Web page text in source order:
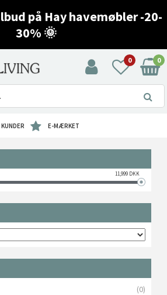
på Hay havemøbler -20-
30% 🌞
0 0
KUNDER E-MÆRKET
11,999DKK
(0)